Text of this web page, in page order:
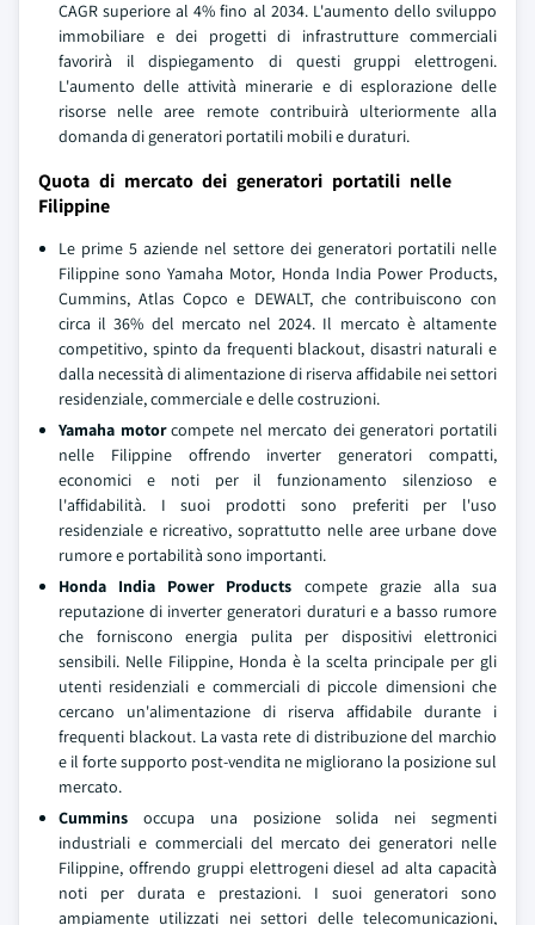
CAGR superiore al 4% fino al 2034. L'aumento dello sviluppo
immobiliare e dei progetti di infrastrutture commerciali
favorirà il dispiegamento di questi gruppi elettrogeni.
L'aumento delle attività minerarie e di esplorazione delle
risorse nelle aree remote contribuirà ulteriormente alla
domanda di generatori portatili mobili e duraturi.
Quota di mercato dei generatori portatili nelle
Filippine
Le prime 5 aziende nel settore dei generatori portatili nelle
Filippine sono Yamaha Motor, Honda India Power Products,
Cummins, Atlas Copco e DEWALT, che contribuiscono con
circa il 36% del mercato nel 2024. Il mercato è altamente
competitivo, spinto da frequenti blackout, disastri naturali e
dalla necessità di alimentazione di riserva affidabile nei settori
residenziale, commerciale e delle costruzioni.
Yamaha motorcompete nel mercato dei generatori portatili
nelle Filippine offrendo inverter generatori compatti,
economici e noti per il funzionamento silenzioso e
l'affidabilità. I suoi prodotti sono preferiti per l'uso
residenziale e ricreativo, soprattutto nelle aree urbane dove
rumore e portabilità sono importanti.
Honda India Power Products compete grazie alla sua
reputazione di inverter generatori duraturi e a basso rumore
che forniscono energia pulita per dispositivi elettronici
sensibili. Nelle Filippine, Honda è la scelta principale per gli
utenti residenziali e commerciali di piccole dimensioni che
cercano un'alimentazione di riserva affidabile durante i
frequenti blackout. La vasta rete di distribuzione del marchio
e il forte supporto post-vendita ne migliorano la posizione sul
mercato.
Cummins occupa una posizione solida nei segmenti
industriali e commerciali del mercato dei generatori nelle
Filippine, offrendo gruppi elettrogeni diesel ad alta capacità
noti per durata e prestazioni. I suoi generatori sono
ampiamente utilizzati nei settori delle telecomunicazioni,